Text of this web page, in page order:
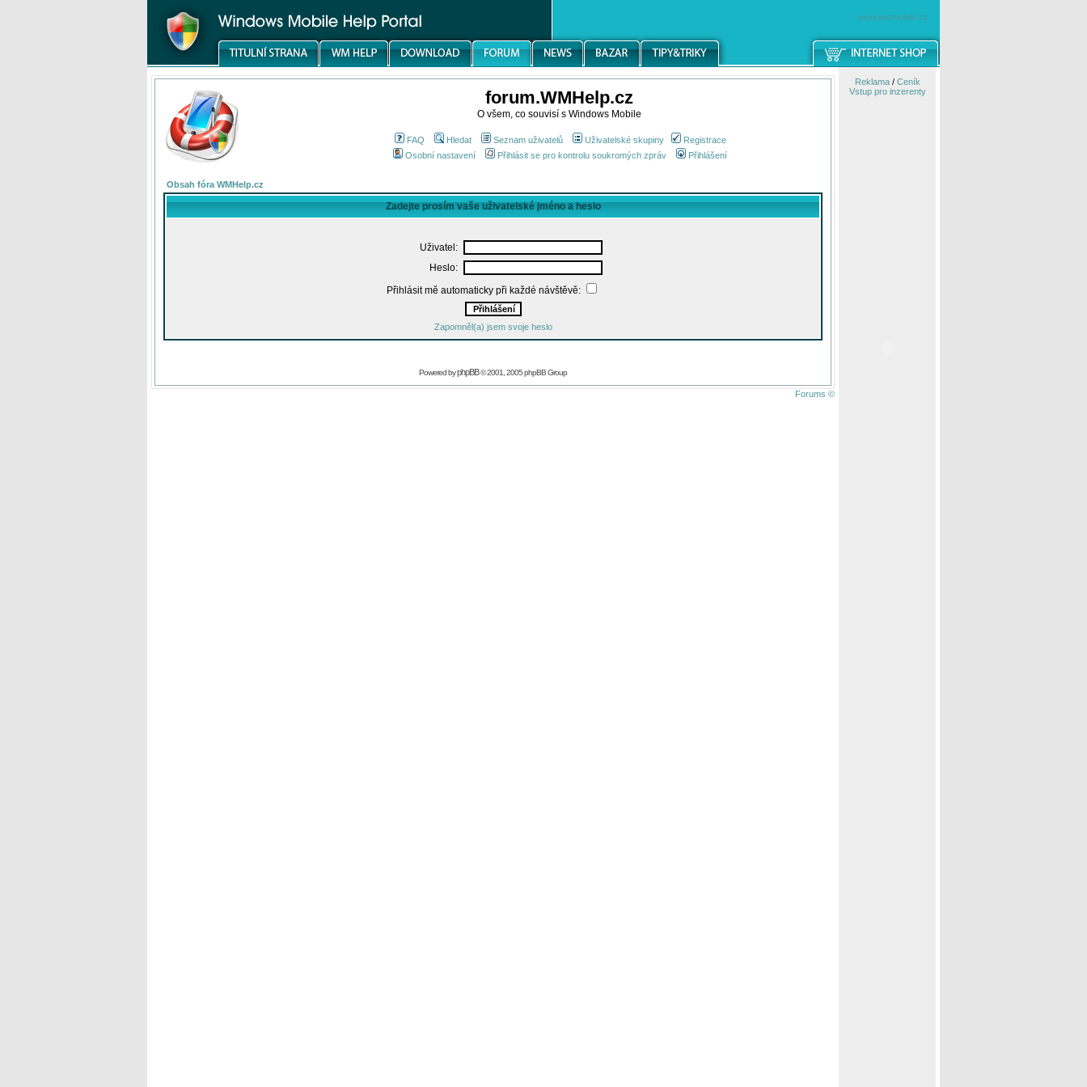
windowsmobile.cz
forum.WMHelp.cz
O všem, co souvisí s Windows Mobile
FAQ Hledat Seznam uživatelů Uživatelské skupiny
Registrace
Osobní nastavení
Přihlásit se pro kontrolu soukromých zpráv Přihlášení
Obsah fóra WMHelp.cz
Zadejte prosím vaše uživatelské jméno a heslo
Uživatel:
Heslo:
Přihlásit mě automaticky při každé návštěvě:
Zapomněl(a) jsem svoje heslo
Powered byphpBB© 2001, 2005 phpBB Group
Forums ©
Reklama/ Ceník
Vstup pro inzerenty